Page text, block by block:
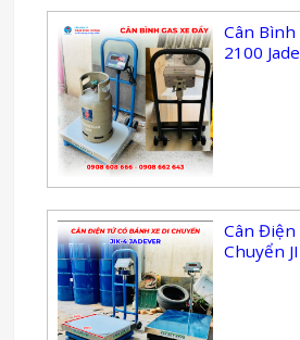
Cân Bình
2100
Cân Điện
Chuyển